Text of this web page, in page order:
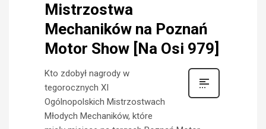
Mistrzostwa
Mechaników na Poznań
Motor Show [Na Osi 979]
Kto zdobył nagrody w
tegorocznych XI
Ogólnopolskich Mistrzostwach
Młodych Mechaników, które